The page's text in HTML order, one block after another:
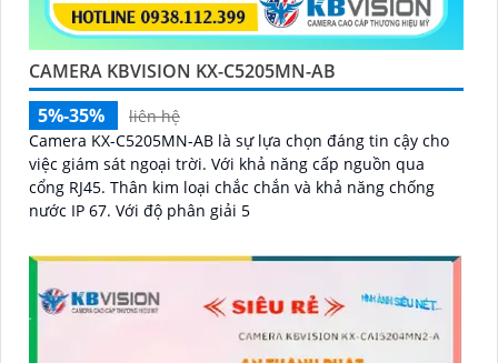
CAMERA KBVISION KX-C5205MN-AB
5%-35%
liên hệ
Camera KX-C5205MN-AB là sự lựa chọn đáng tin cậy cho
việc giám sát ngoại trời. Với khả năng cấp nguồn qua
cổng RJ45. Thân kim loại chắc chắn và khả năng chống
nước IP 67. Với độ phân giải 5